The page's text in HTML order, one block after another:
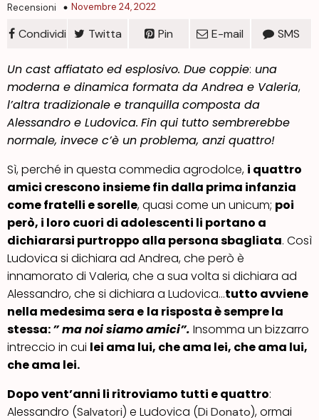
Recensioni Novembre 24, 2022
Condividi Twitta Pin E-mail SMS
Un cast affiatato ed esplosivo. Due coppie: una
moderna e dinamica formata da Andrea e Valeria,
l’altra tradizionale e tranquillacomposta da
Alessandro e Ludovica. Fin qui tutto sembrerebbe
normale, invece c’è un problema, anzi quattro!
Sì, perché in questa commedia agrodolce, i quattro
amici crescono insiemefin dalla prima infanzia
come fratelli e sorelle, quasi come un unicum; poi
però, i loro cuori di adolescenti li portano a
dichiararsi purtroppo alla persona sbagliata. Così
Ludovica si dichiara ad Andrea, che però è
innamorato di Valeria, che a sua volta si dichiara ad
Alessandro, che si dichiara a Ludovica…tutto avviene
nella medesima sera e la risposta è sempre la
stessa:” ma noi siamo amici”. Insomma un bizzarro
intreccio in cui lei ama lui, che ama lei, che ama lui,
che ama lei.
Dopo vent’anni li ritroviamo tutti e quattro:
Alessandro (Salvatori) e Ludovica (Di Donato), ormai